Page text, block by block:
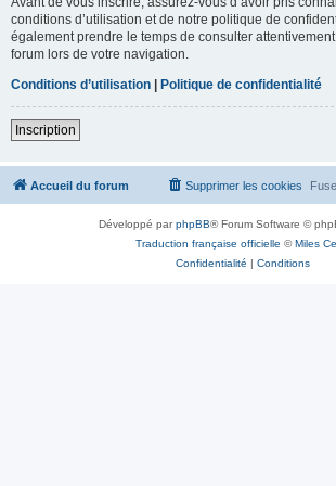
conditions d’utilisation et de notre politique de
également prendre le temps de consulter
forum lors de votre navigation.
Conditions d’utilisation | Politique de confidentialité
Inscription
Accueil du forum Supprimer les cookies
Développé parphpBB® Forum Software ©
Traduction française officielle ©Miles
Confidentialité | Conditions